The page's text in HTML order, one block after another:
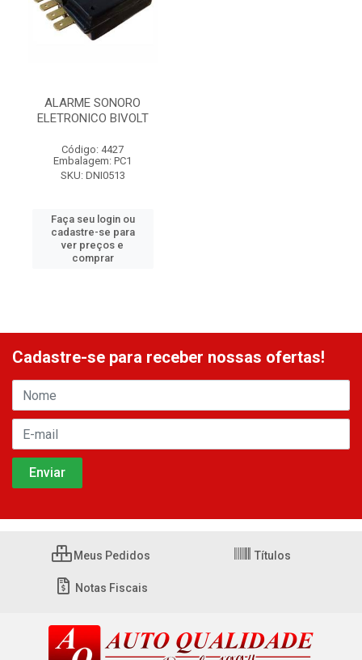
ALARME SONORO
ELETRONICO BIVOLT
Código: 4427
Embalagem: PC1
SKU: DNI0513
Faça seu login ou
cadastre-se para
ver preços e
comprar
Cadastre-se para receber nossas ofertas!
Meus Pedidos Títulos
Notas Fiscais